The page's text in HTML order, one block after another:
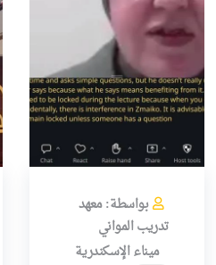
تواصل معنا خريطة الموقع
بواسطة: معهد
تدريب المواني
ميناء الإسكندرية